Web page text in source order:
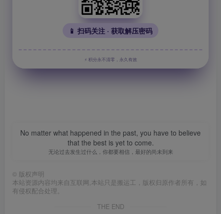
📱 扫码关注 · 获取解压密码
⚡ 积分永不清零，永久有效
No matter what happened in the past, you have to believe
that the best is yet to come.
无论过去发生过什么，你都要相信，最好的尚未到来
© 版权声明
本站资源内容均来自互联网,本站只是搬运工，版权归原作者所有，如
有侵权配合处理。
THE END